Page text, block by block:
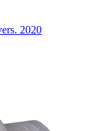
2020